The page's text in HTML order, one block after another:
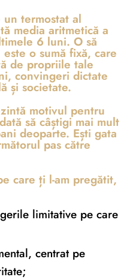
– Îți
din
mult?
să câștigi din ce în ce mai
termostat al
media aritmetică a
6 luni. O să
o sumă fixă, care
de propriile tale
convingeri dictate
și societate.
motivul pentru
să câștigi mai mult
deoparte. Ești gata
pas către
care ți l-am pregătit,
limitative pe care
centrat pe